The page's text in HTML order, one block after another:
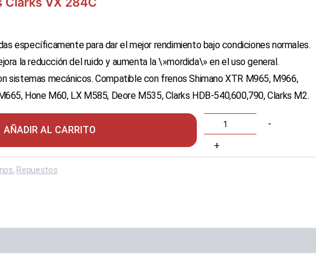
específicamente para dar el mejor rendimiento bajo condiciones normales.
la reducción del ruido y aumenta la \»mordida\» en el uso general.
sistemas mecánicos. Compatible con frenos Shimano XTR M965, M966,
Hone M60, LX M585, Deore M535, Clarks HDB-540,600,790, Clarks M2.
Clarks
-
+
AÑADIR AL CARRITO
, Repuestos